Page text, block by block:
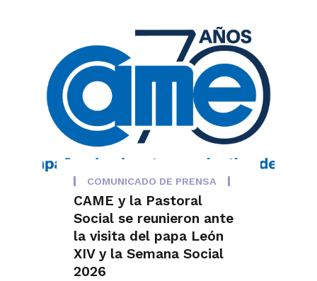
COMUNICADO DE PRENSA
CAME y la Pastoral
Social se reunieron ante
la visita del papa León
XIV y la Semana Social
2026